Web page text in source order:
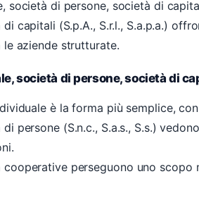
società di persone, società di
di capitali (S.p.A., S.r.l., S.a.p.a.)
aziende strutturate.
società di persone, società di
è la forma più semplice,
di persone (S.n.c., S.a.s., S.s.)
cooperative perseguono uno